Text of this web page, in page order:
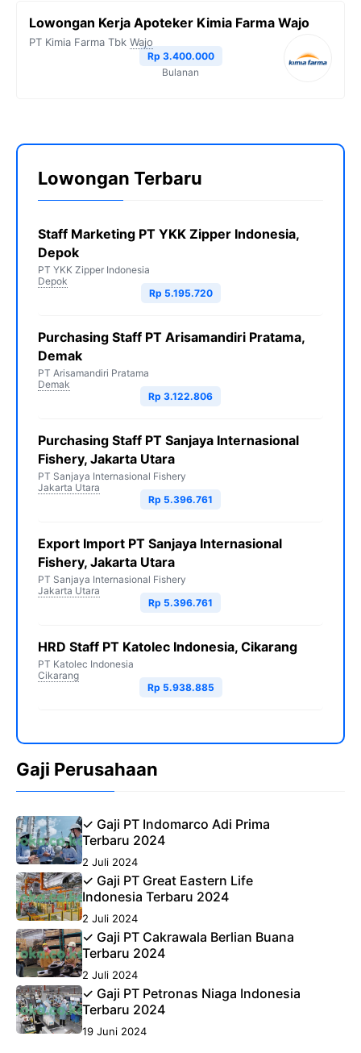
Lowongan Kerja Apoteker Kimia Farma Wajo
PT Kimia Farma Tbk Wajo
Rp 3.400.000
Bulanan
Lowongan Terbaru
Staff Marketing PT YKK Zipper Indonesia,
Depok
PT YKK Zipper Indonesia
Depok
Rp 5.195.720
Purchasing Staff PT Arisamandiri Pratama,
Demak
PT Arisamandiri Pratama
Demak
Rp 3.122.806
Purchasing Staff PT Sanjaya Internasional
Fishery, Jakarta Utara
PT Sanjaya Internasional Fishery
Jakarta Utara
Rp 5.396.761
Export Import PT Sanjaya Internasional
Fishery, Jakarta Utara
PT Sanjaya Internasional Fishery
Jakarta Utara
Rp 5.396.761
HRD Staff PT Katolec Indonesia, Cikarang
PT Katolec Indonesia
Cikarang
Rp 5.938.885
Gaji Perusahaan
✓ Gaji PT Indomarco Adi Prima
Terbaru 2024
2 Juli 2024
✓ Gaji PT Great Eastern Life
Indonesia Terbaru 2024
2 Juli 2024
✓ Gaji PT Cakrawala Berlian Buana
Terbaru 2024
2 Juli 2024
✓ Gaji PT Petronas Niaga Indonesia
Terbaru 2024
19 Juni 2024